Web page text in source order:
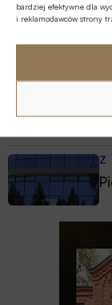
bardziej efektywne dla
i reklamodawców strony
Z
Z